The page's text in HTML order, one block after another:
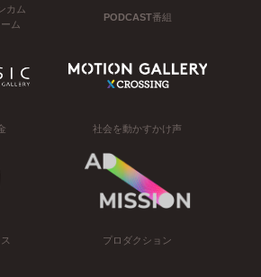
カム
ム
PODCAST番組
社会を動かすかけ声
プロダクション